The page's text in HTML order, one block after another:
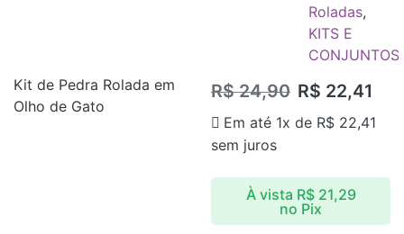
Kit de Pedra Rolada em
Olho de Gato
Roladas,
KITS E
CONJUNTOS
R$24,90 R$ 22,41
Em até 1x de R$ 22,41
sem juros
À vista R$21,29
no Pix